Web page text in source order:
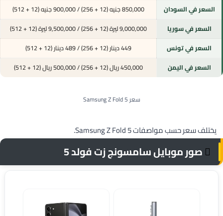
السعر في السودان
850,000 جنيه (12 + 256) / 900,000 جنيه (12 + 512)
السعر في سوريا
9,000,000 ليرة (12 + 256) / 9,500,000 ليرة (12 + 512)
السعر في تونس
449 دينار (12 + 256) / 489 دينار (12 + 512)
السعر في اليمن
450,000 ريال (12 + 256) / 500,000 ريال (12 + 512)
سعر Samsung Z Fold 5
يختلف سعر حسب مواصفات Samsung Z Fold 5.
صور موبايل سامسونج زت فولد 5